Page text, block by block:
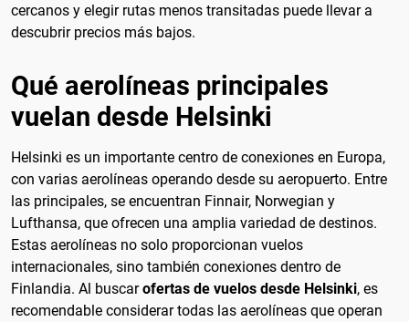
cercanos y elegir rutas menos transitadas puede llevar a
descubrir precios más bajos.
Qué aerolíneas principales
vuelan desde Helsinki
Helsinki es un importante centro de conexiones en Europa,
con varias aerolíneas operando desde su aeropuerto. Entre
las principales, se encuentran Finnair, Norwegian y
Lufthansa, que ofrecen una amplia variedad de destinos.
Estas aerolíneas no solo proporcionan vuelos
internacionales, sino también conexiones dentro de
Finlandia. Al buscarofertas de vuelos desde Helsinki, es
recomendable considerar todas las aerolíneas que operan